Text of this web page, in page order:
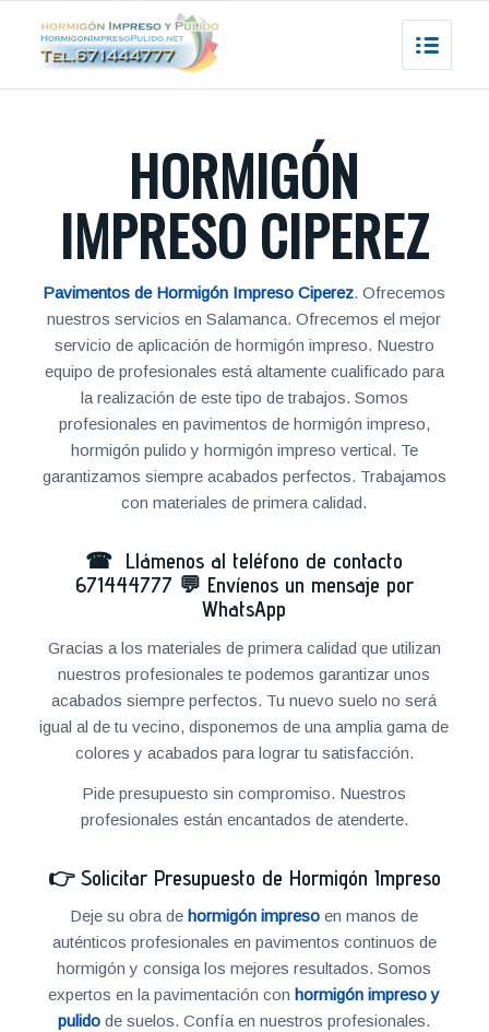
HORMIGÓN
IMPRESO CIPEREZ
Pavimentos de Hormigón Impreso Ciperez. Ofrecemos
nuestros servicios en Salamanca. Ofrecemos el mejor
servicio de aplicación de hormigón impreso. Nuestro
equipo de profesionales está altamente cualificado para
la realización de este tipo de trabajos. Somos
profesionales en pavimentos de hormigón impreso,
hormigón pulido y hormigón impreso vertical. Te
garantizamos siempre acabados perfectos. Trabajamos
con materiales de primera calidad.
☎ Llámenos al teléfono de contacto
671444777 💬 Envíenos un mensaje por
WhatsApp
Gracias a los materiales de primera calidad que utilizan
nuestros profesionales te podemos garantizar unos
acabados siempre perfectos. Tu nuevo suelo no será
igual al de tu vecino, disponemos de una amplia gama de
colores y acabados para lograr tu satisfacción.
Pide presupuesto sin compromiso. Nuestros
profesionales están encantados de atenderte.
👉 Solicitar Presupuesto de Hormigón Impreso
Deje su obra dehormigón impreso en manos de
auténticos profesionales en pavimentos continuos de
hormigón y consiga los mejores resultados. Somos
expertos en la pavimentación conhormigón impreso y
pulido de suelos. Confía en nuestros profesionales.